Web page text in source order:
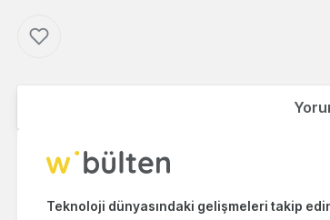
Teknoloji dünyasındaki gelişmeleri takip